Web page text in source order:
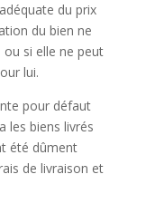
du prix
du bien ne
ou si elle ne peut
lui.
pour défaut
les biens livrés
été dûment
de livraison et